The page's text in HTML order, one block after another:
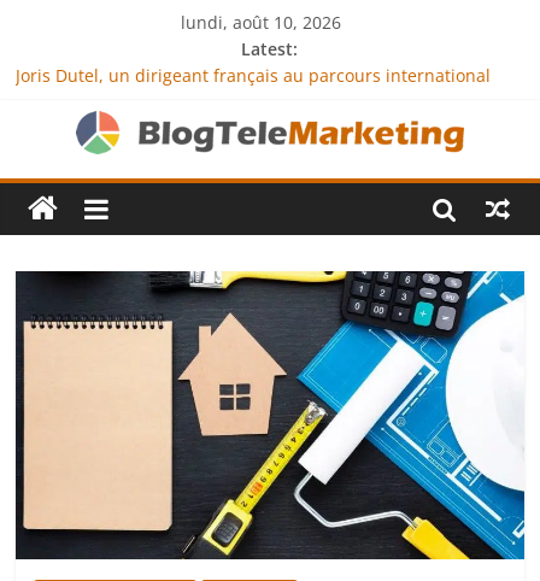
lundi, août 10, 2026
Latest:
Joris Dutel, un dirigeant français au parcours international
Agria Assurance Animaux : comment l’entreprise se
démarque-t-elle de la concurrence ?
JCA Academy : l’excellence au service de l’indépendance
financière
Denis Bouclon : la diplomatie éducative comme moteur de
Next Terra International : des solutions logistiques au service
du commerce international